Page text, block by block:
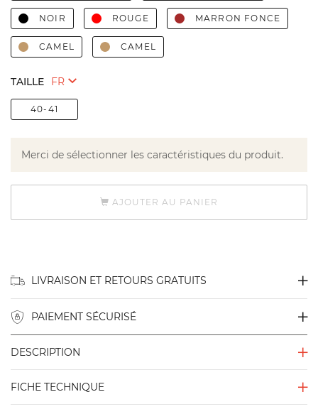
NOIR ROUGE MARRON FONCE
CAMEL CAMEL
TAILLE
40-41
Merci de sélectionner les caractéristiques du produit.
AJOUTER AU PANIER
LIVRAISON ET RETOURS GRATUITS
PAIEMENT SÉCURISÉ
DESCRIPTION
FICHE TECHNIQUE